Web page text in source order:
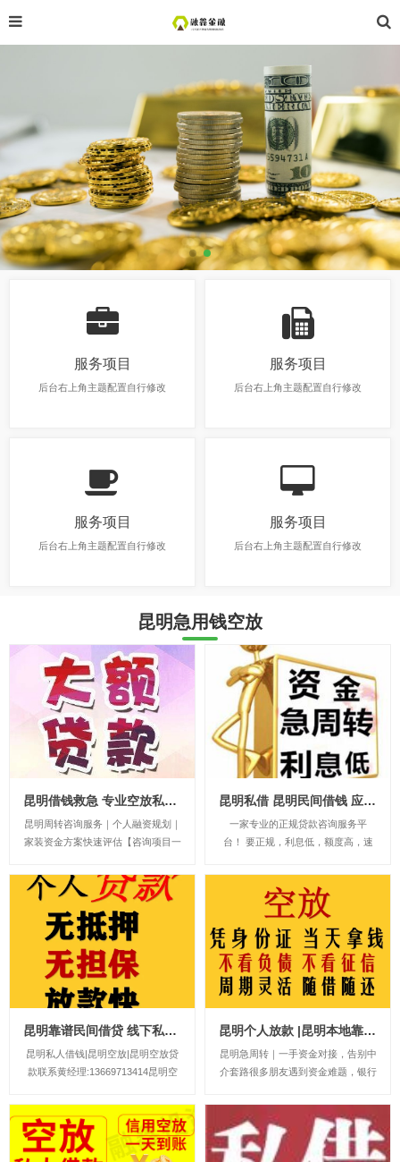
服务项目
后台右上角主题配置自行修改
服务项目
后台右上角主题配置自行修改
服务项目
后台右上角主题配置自行修改
服务项目
后台右上角主题配置自行修改
昆明急用钱空放
昆明借钱救急 专业空放私借 本地快速放款 一对一私借
昆明周转咨询服务｜个人融资规划｜
家装资金方案快速评估【咨询项目一
00-100000协助个人与企业对接银行
信贷、机动车融资、房产融资、短期
应急资金、商家经营周转、装修资金
规划、保单融资、过桥业务咨询、公
积金信...
昆明私借 昆明民间借钱 应急贷款 费用透明24小时下款服务
一家专业的正规贷款咨询服务平
台！ 要正规，利息低，额度高，速
款类：护照贷，无抵押信用贷款，工
资卡贷款 抵押类：房产抵押，汽车
抵押 一：无抵押信用贷款：1小时左
右放款&n...
昆明靠谱民间借贷 线下私贷 昆明个人空放 上班族可借 无需抵押
昆明私人借钱|昆明空放|昆明空放贷
款联系黄经理:13669713414昆明空
件宽松，可上门办理，不看征信放
款。让你沉睡的资金流动起来解决你
的资金需求和燃眉之急，根据您的实
昆明个人放款 |昆明本地靠谱民间借贷 个人一手资金24小时下款
昆明急周转｜一手资金对接，告别中
介套路很多朋友遇到资金难题，银行
地自有资金直接对接借款人。人在昆
明，有固定住处、稳定收入，就可以
咨询短期资金业务。个体户、上班